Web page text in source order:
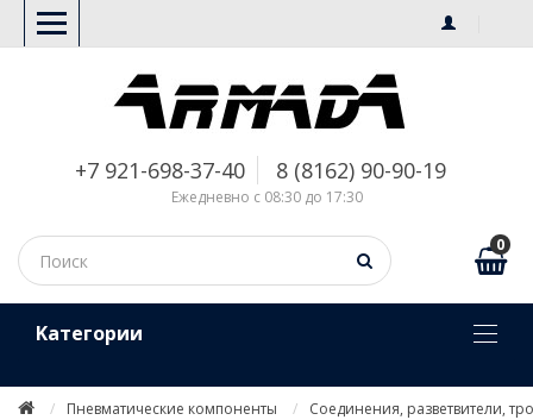
+7 921-698-37-40 8 (8162) 90-90-19
Ежедневно с 08:30 до 17:30
0
Kатегории
Пневматические компоненты Соединения, разветвители,